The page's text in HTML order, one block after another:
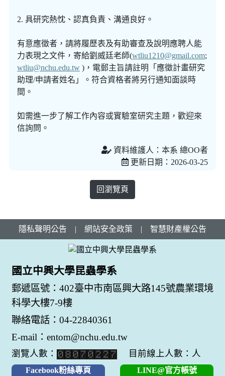
2. 具研究熱忱、認真負責、溝通良好。
有意應徵者，請將履歷表及有助審查及說明應聘人能
力表現之文件，寄給劉威廷老師(wtliu1210@gmail.com;
wtliu@nchu.edu.tw )，電郵主旨請註明「應徵計畫研究
助理/申請者姓名」。符合資格者將另行通知面談時
間。
如需進一步了解工作內容或實驗室研究主題，歡迎來
信詢問。
資料維護人：本系 總OO者
更新日期：2026-03-25
回瀏覽頁
隱私聲明公告 | 網站安全政策 | 智慧財產權公告
國立中興大學昆蟲學系
郵遞區號：402臺中市南區興大路145號農業環境
科學大樓7-9樓
聯絡電話：04-22840361
E-mail：entom@nchu.edu.tw
瀏覽人數： 目前線上人數：人
Facebook粉絲專頁 LINE@官方帳號